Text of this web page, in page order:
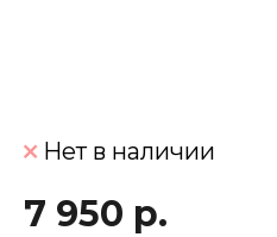
Нет в наличии
7 950 р.